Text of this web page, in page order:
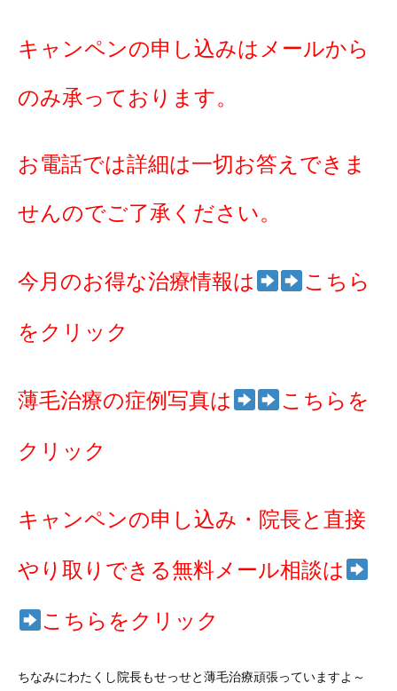
キャンペンの申し込みはメールから
のみ承っております。
お電話では詳細は一切お答えできま
せんのでご了承ください。
今月のお得な治療情報は こちら
をクリック
薄毛治療の症例写真は こちらを
クリック
キャンペンの申し込み・院長と直接
やり取りできる無料メール相談は
こちらをクリック
ちなみにわたくし院長もせっせと薄毛治療頑張っていますよ～